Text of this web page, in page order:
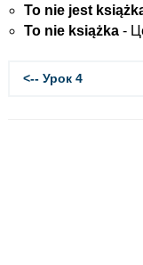
To nie jest
To nie książka-
<-- Урок 4